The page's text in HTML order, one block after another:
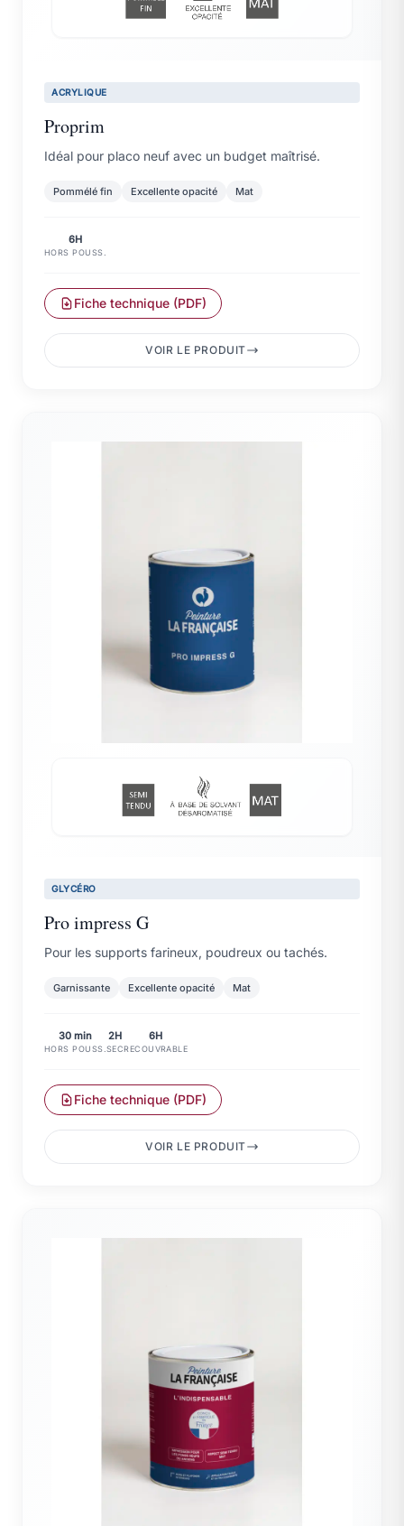
ACRYLIQUE
Proprim
Idéal pour placo neuf avec un budget maîtrisé.
Pommélé fin Excellente opacité Mat
6H
HORS POUSS.
Fiche technique (PDF)
VOIR LE PRODUIT
GLYCÉRO
Pro impress G
Pour les supports farineux, poudreux ou tachés.
Garnissante Excellente opacité Mat
30 min
HORS POUSS.
2H
SEC
6H
RECOUVRABLE
Fiche technique (PDF)
VOIR LE PRODUIT